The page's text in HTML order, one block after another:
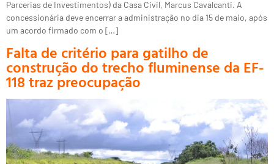
Parcerias de Investimentos) da Casa Civil, Marcus Cavalcanti. A
concessionária deve encerrar a administração no dia 15 de maio, após
um acordo firmado com o […]
Falta de critério para gatilho de
construção do trecho fluminense da EF-
118 traz preocupação